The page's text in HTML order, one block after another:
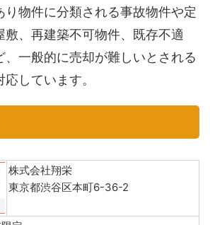
り物件に分類される事故物件や定
敷、再建築不可物件、既存不適
、一般的に売却が難しいとされる
しています。
株式会社翔栄
東京都渋谷区本町6-36-2